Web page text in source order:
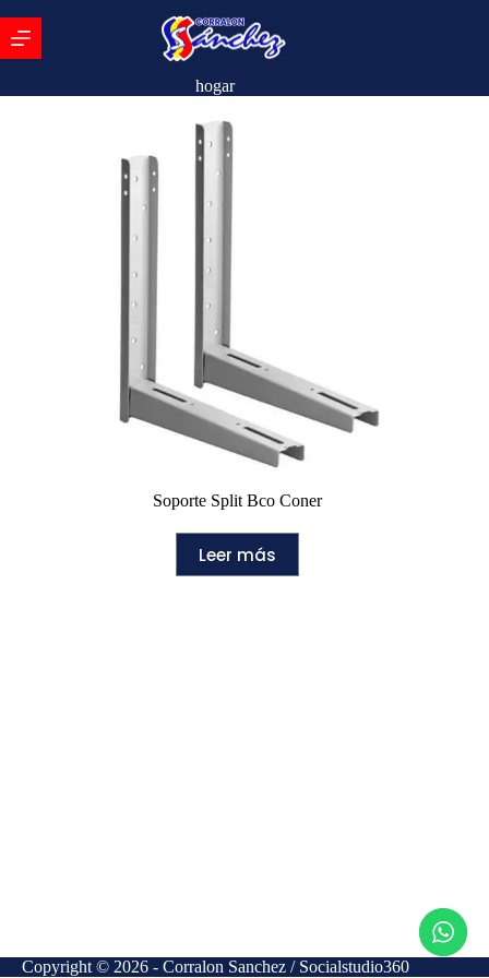
hogar
Soporte Split Bco Coner
Leer más
Copyright © 2026 - Corralon Sanchez / Socialstudio360